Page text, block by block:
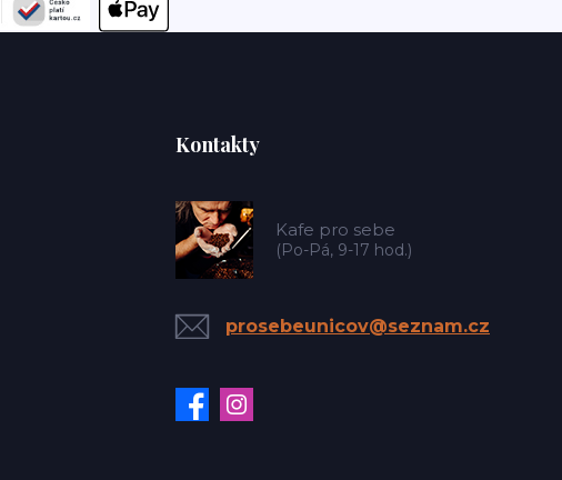
Kontakty
Kafe pro sebe
(Po-Pá, 9-17 hod.)
prosebeunicov@seznam.cz